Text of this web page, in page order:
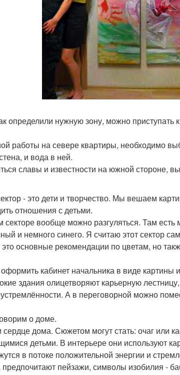
определили нужную зону, можно
работы на севере квартиры, необходимо
и вода в ней.
славы и известности на южной стороне,
- это дети и творчество. Мы вешаем
отношения с детьми.
секторе вообще можно разгуляться. Там
и немного синего. Я считаю этот сектор
это основные рекомендации по цветам, но
кабинет начальника в виде картины
здания олицетворяют карьерную
А в переговорной можно
о доме.
сердце дома. Сюжетом могут стать: очаг
детьми. В интерьере они используют
в потоке положительной энергии и
предпочитают пейзажи, символы изобилия -